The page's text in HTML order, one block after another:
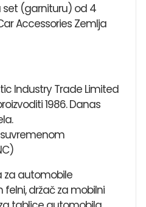
(garnituru) od 4
Accessories Zemlja
Industry Trade Limited
1986. Danas
automobile
felni, držač za mobilni